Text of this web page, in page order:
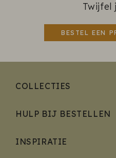
Twijfel
BESTEL EEN
COLLECTIES
HULP BIJ BESTELLEN
INSPIRATIE